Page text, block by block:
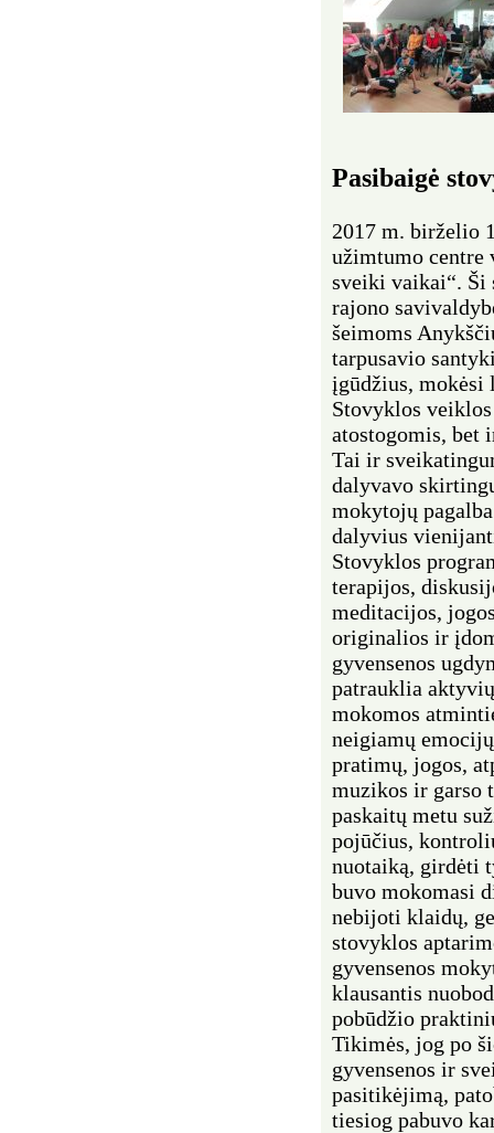
Pasibaigė
2017 m. birželio
užimtumo centre
sveiki vaikai“. Ši
rajono
šeimoms
tarpusavio
įgūdžius,
Stovyklos
atostogomis, bet
Tai ir
dalyvavo
mokytojų
dalyvius
Stovyklos
terapijos,
meditacijos,
originalios ir
gyvensenos
patrauklia
mokomos
neigiamų
pratimų, jogos,
muzikos ir garso
paskaitų metu
pojūčius,
nuotaiką, girdėti
buvo mokomasi
nebijoti klaidų,
stovyklos
gyvensenos
klausantis
pobūdžio
Tikimės, jog po
gyvensenos ir
pasitikėjimą,
tiesiog pabuvo